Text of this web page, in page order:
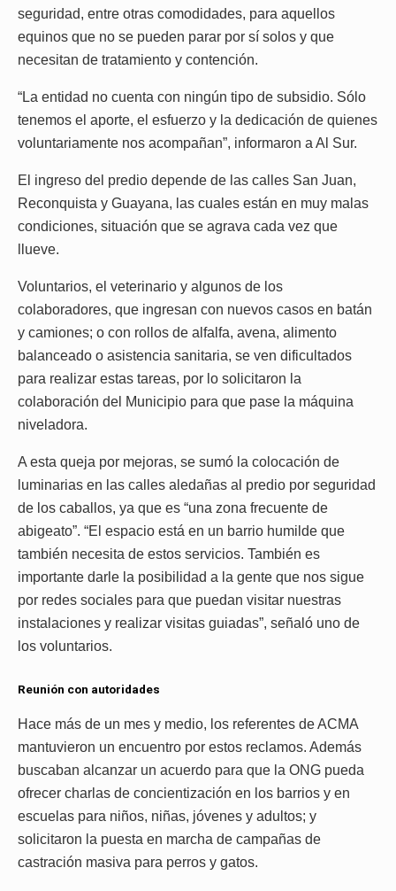
seguridad, entre otras comodidades, para aquellos
equinos que no se pueden parar por sí solos y que
necesitan de tratamiento y contención.
“La entidad no cuenta con ningún tipo de subsidio. Sólo
tenemos el aporte, el esfuerzo y la dedicación de quienes
voluntariamente nos acompañan”, informaron a Al Sur.
El ingreso del predio depende de las calles San Juan,
Reconquista y Guayana, las cuales están en muy malas
condiciones, situación que se agrava cada vez que
llueve.
Voluntarios, el veterinario y algunos de los
colaboradores, que ingresan con nuevos casos en batán
y camiones; o con rollos de alfalfa, avena, alimento
balanceado o asistencia sanitaria, se ven dificultados
para realizar estas tareas, por lo solicitaron la
colaboración del Municipio para que pase la máquina
niveladora.
A esta queja por mejoras, se sumó la colocación de
luminarias en las calles aledañas al predio por seguridad
de los caballos, ya que es “una zona frecuente de
abigeato”. “El espacio está en un barrio humilde que
también necesita de estos servicios. También es
importante darle la posibilidad a la gente que nos sigue
por redes sociales para que puedan visitar nuestras
instalaciones y realizar visitas guiadas”, señaló uno de
los voluntarios.
Reunión con autoridades
Hace más de un mes y medio, los referentes de ACMA
mantuvieron un encuentro por estos reclamos. Además
buscaban alcanzar un acuerdo para que la ONG pueda
ofrecer charlas de concientización en los barrios y en
escuelas para niños, niñas, jóvenes y adultos; y
solicitaron la puesta en marcha de campañas de
castración masiva para perros y gatos.